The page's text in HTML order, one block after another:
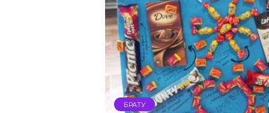
БРАТУ